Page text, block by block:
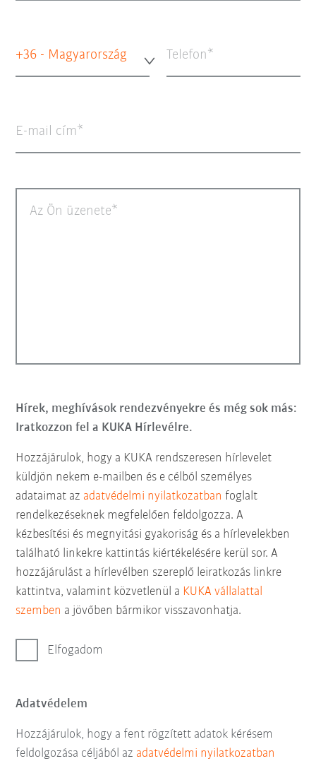
+36 - Magyarország Telefon
E-mail cím
Az Ön üzenete
Hírek, meghívások rendezvényekre és még sok más:
Iratkozzon fel a KUKA Hírlevélre.
Hozzájárulok, hogy a KUKA rendszeresen hírlevelet
küldjön nekem e-mailben és e célból személyes
adataimat az adatvédelmi nyilatkozatban foglalt
rendelkezéseknek megfelelően feldolgozza. A
kézbesítési és megnyitási gyakoriság és a hírlevelekben
található linkekre kattintás kiértékelésére kerül sor. A
hozzájárulást a hírlevélben szereplő leiratkozás linkre
kattintva, valamint közvetlenül a KUKA vállalattal
szemben a jövőben bármikor visszavonhatja.
Elfogadom
Adatvédelem
Hozzájárulok, hogy a fent rögzített adatok kérésem
feldolgozása céljából az adatvédelmi nyilatkozatban